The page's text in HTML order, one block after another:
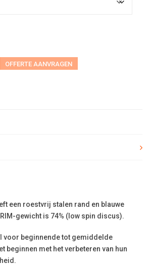
OFFERTE AANVRAGEN
een roestvrij stalen rand en blauwe
gewicht is 74% (low spin discus).
voor beginnende tot gemiddelde
beginnen met het verbeteren van hun